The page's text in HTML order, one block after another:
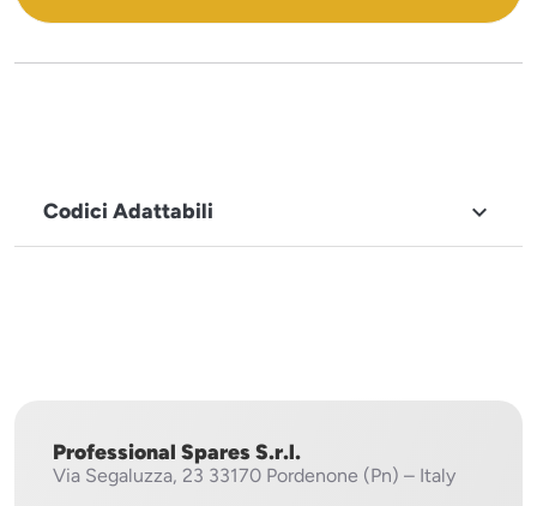
Codici Adattabili 
Professional Spares S.r.l.
Via Segaluzza, 23 33170 Pordenone (Pn) – Italy